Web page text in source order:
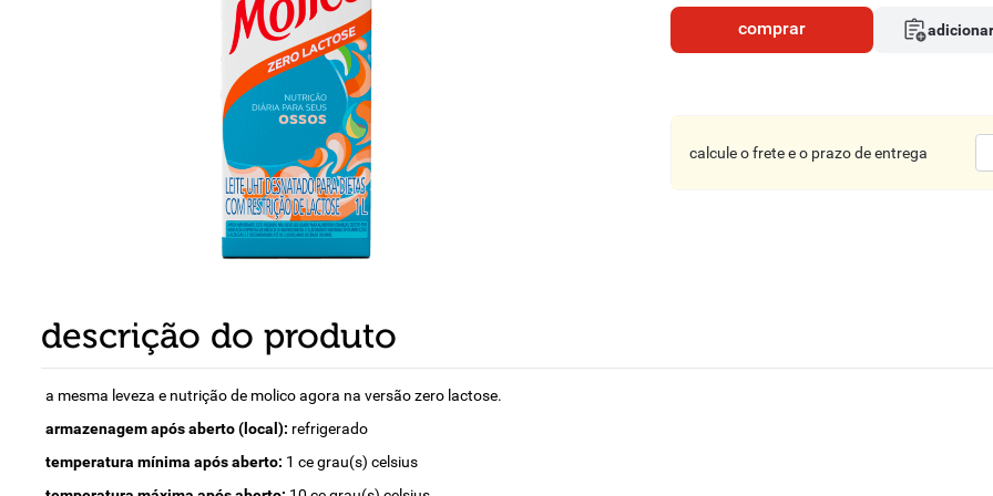
comprar
calcule o frete e o prazo de entrega
descrição do produto
a mesma leveza e nutrição de molico agora na versão zero lactose.
armazenagem após aberto (local): refrigerado
temperatura mínima após aberto: 1 ce grau(s) celsius
8º detergente
9º macarrão
chocolate